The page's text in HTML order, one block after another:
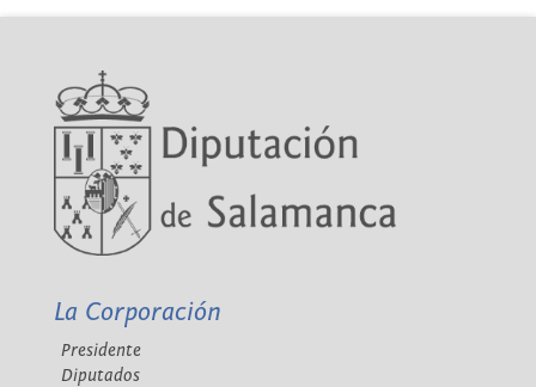
La Corporación
Presidente
Diputados